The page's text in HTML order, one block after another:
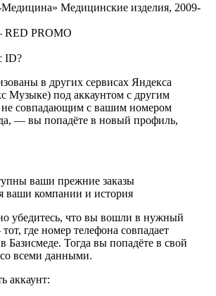
Медицинские изделия, 2009-
PROMO
ID?
в других сервисах Яндекса
Музыке) под аккаунтом с другим
не совпадающим с вашим номером
— вы попадёте в новый профиль,
ваши прежние заказы
ваши компании и история
убедитесь, что вы вошли в нужный
где номер телефона совпадает
Тогда вы попадёте в свой
всеми данными.
аккаунт: